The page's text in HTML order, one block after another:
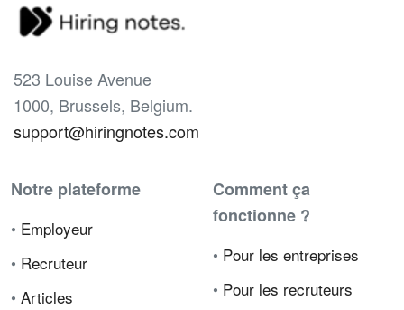
523 Louise Avenue
1000, Brussels, Belgium.
support@hiringnotes.com
Notre plateforme
• Employeur
• Recruteur
• Articles
Comment ça
fonctionne ?
• Pour les entreprises
• Pour les recruteurs